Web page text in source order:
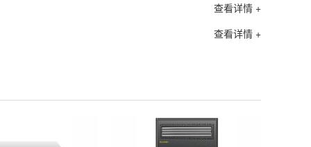
查看详情 +
查看详情 +